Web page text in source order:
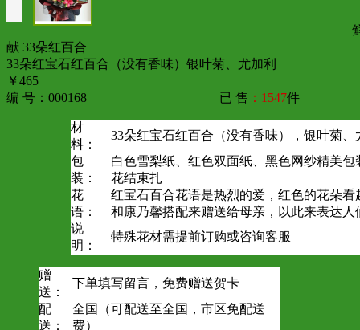
献 33朵红百合
33朵红宝石红百合（没有香味）银叶菊、尤加利
￥465
编 号：000168
已 售 ：1547件
材
料：
33朵红宝石红百合（没有香味），银叶菊、
包
装：
白色雪梨纸、红色双面纸、黑色网纱精美包
花结束扎
花
语：
红宝石百合花语是热烈的爱，红色的花朵看
和康乃馨搭配来赠送给母亲，以此来表达人
说
明：
特殊花材需提前订购或咨询客服
赠
送：
下单填写留言，免费赠送贺卡
配
送：
全国（可配送至全国，市区免配送
费）